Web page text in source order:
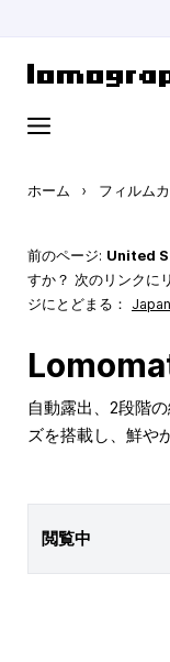
ホーム › フィルム
前のページ: United
すか？ 次のリンクに
ジにとどまる：
自動露出、2段階
ズを搭載し、鮮や
閲覧中